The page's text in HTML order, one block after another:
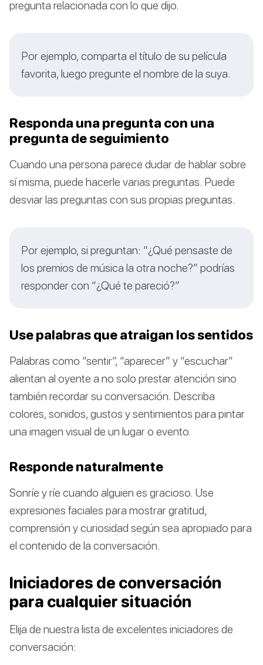
pregunta relacionada con lo que dijo.
Por ejemplo, comparta el título de su película
favorita, luego pregunte el nombre de la suya.
Responda una pregunta con una
pregunta de seguimiento
Cuando una persona parece dudar de hablar sobre
sí misma, puede hacerle varias preguntas. Puede
desviar las preguntas con sus propias preguntas.
Por ejemplo, si preguntan: “¿Qué pensaste de
los premios de música la otra noche?” podrías
responder con “¿Qué te pareció?”
Use palabras que atraigan los sentidos
Palabras como “sentir”, “aparecer” y “escuchar”
alientan al oyente a no solo prestar atención sino
también recordar su conversación. Describa
colores, sonidos, gustos y sentimientos para pintar
una imagen visual de un lugar o evento.
Responde naturalmente
Sonríe y ríe cuando alguien es gracioso. Use
expresiones faciales para mostrar gratitud,
comprensión y curiosidad según sea apropiado para
el contenido de la conversación.
Iniciadores de conversación
para cualquier situación
Elija de nuestra lista de excelentes iniciadores de
conversación: